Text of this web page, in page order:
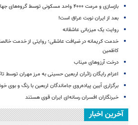
بازسازی و مرمت ۴۰۰۰ واحد مسکونی توسط گروه‌های جهادی
بعد از ایران نوبت عراق است!
روایت یک میزبانی عاشقانه
خدمت کریمانه در ضیافت عاشقی؛ روایتی از خدمت
کاظمین
درخت آرزوهای میناب
اعزام رایگان زائران اربعین حسینی به مرز مهران توسط
برگزاری آیین پیاده‌روی جاماندگان اربعین با رنگ و بوی
خبرنگاران افسران رسانه‌ای ایران قوی هستند
آخرین اخبار